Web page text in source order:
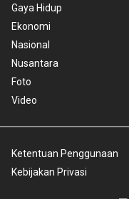
Gaya Hidup
Ekonomi
Nasional
Nusantara
Foto
Video
Ketentuan Penggunaan
Kebijakan Privasi